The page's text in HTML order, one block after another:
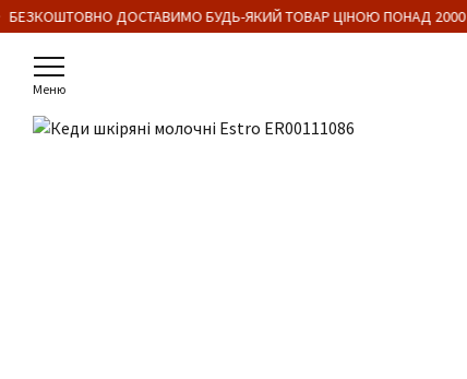
ДОСТАВИМО БУДЬ-ЯКИЙ ТОВАР ЦІНОЮ ПОНАД 2000 ₴
Меню